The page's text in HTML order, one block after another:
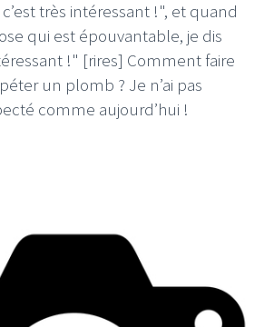
c’est très intéressant !", et quand
qui est épouvantable, je dis
!" [rires] Comment faire
un plomb ? Je n’ai pas
comme aujourd’hui !